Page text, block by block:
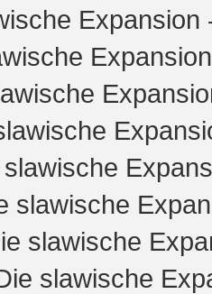
Expansion
Expansion
slawische
slawische
slawische